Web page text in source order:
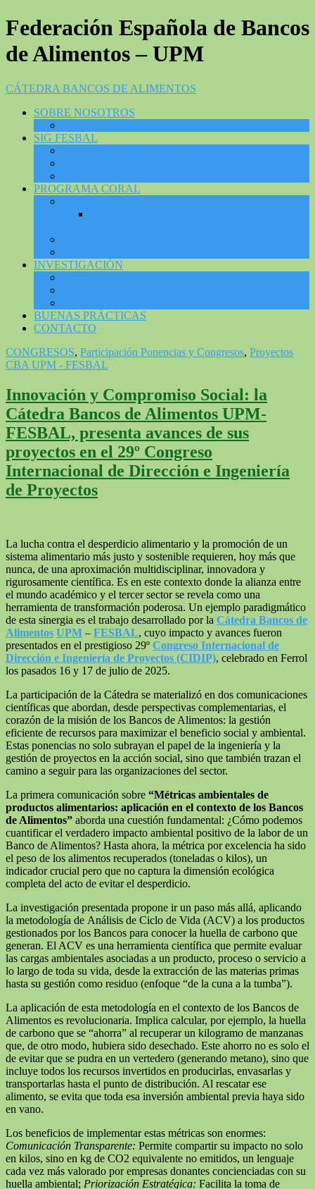
Federación Española de Bancos
de Alimentos – UPM
CÁTEDRA BANCOS DE ALIMENTOS
SOBRE NOSOTROS
SIG FESBAL
PROGRAMA CORAL
INVESTIGACIÓN
BUENAS PRÁCTICAS
CONTACTO
CONGRESOS, Participación Ponencias y Congresos, Proyectos
CBA UPM - FESBAL
Innovación y Compromiso Social: la
Cátedra Bancos de Alimentos UPM-
FESBAL, presenta avances de sus
proyectos en el 29º Congreso
Internacional de Dirección e Ingeniería
de Proyectos
La lucha contra el desperdicio alimentario y la promoción de un
sistema alimentario más justo y sostenible requieren, hoy más que
nunca, de una aproximación multidisciplinar, innovadora y
rigurosamente científica. Es en este contexto donde la alianza entre
el mundo académico y el tercer sector se revela como una
herramienta de transformación poderosa. Un ejemplo paradigmático
de esta sinergia es el trabajo desarrollado por la Cátedra Bancos de
Alimentos UPM – FESBAL, cuyo impacto y avances fueron
presentados en el prestigioso 29º Congreso Internacional de
Dirección e Ingeniería de Proyectos (CIDIP), celebrado en Ferrol
los pasados 16 y 17 de julio de 2025.
La participación de la Cátedra se materializó en dos comunicaciones
científicas que abordan, desde perspectivas complementarias, el
corazón de la misión de los Bancos de Alimentos: la gestión
eficiente de recursos para maximizar el beneficio social y ambiental.
Estas ponencias no solo subrayan el papel de la ingeniería y la
gestión de proyectos en la acción social, sino que también trazan el
camino a seguir para las organizaciones del sector.
La primera comunicación sobre “Métricas ambientales de
productos alimentarios: aplicación en el contexto de los Bancos
de Alimentos” aborda una cuestión fundamental: ¿Cómo podemos
cuantificar el verdadero impacto ambiental positivo de la labor de un
Banco de Alimentos? Hasta ahora, la métrica por excelencia ha sido
el peso de los alimentos recuperados (toneladas o kilos), un
indicador crucial pero que no captura la dimensión ecológica
completa del acto de evitar el desperdicio.
La investigación presentada propone ir un paso más allá, aplicando
la metodología de Análisis de Ciclo de Vida (ACV) a los productos
gestionados por los Bancos para conocer la huella de carbono que
generan. El ACV es una herramienta científica que permite evaluar
las cargas ambientales asociadas a un producto, proceso o servicio a
lo largo de toda su vida, desde la extracción de las materias primas
hasta su gestión como residuo (enfoque “de la cuna a la tumba”).
La aplicación de esta metodología en el contexto de los Bancos de
Alimentos es revolucionaria. Implica calcular, por ejemplo, la huella
de carbono que se “ahorra” al recuperar un kilogramo de manzanas
que, de otro modo, hubiera sido desechado. Este ahorro no es solo el
de evitar que se pudra en un vertedero (generando metano), sino que
incluye todos los recursos invertidos en producirlas, envasarlas y
transportarlas hasta el punto de distribución. Al rescatar ese
alimento, se evita que toda esa inversión ambiental previa haya sido
en vano.
Los beneficios de implementar estas métricas son enormes:
Comunicación Transparente: Permite compartir su impacto no solo
en kilos, sino en kg de CO2 equivalente no emitidos, un lenguaje
cada vez más valorado por empresas donantes concienciadas con su
huella ambiental; Priorización Estratégica: Facilita la toma de